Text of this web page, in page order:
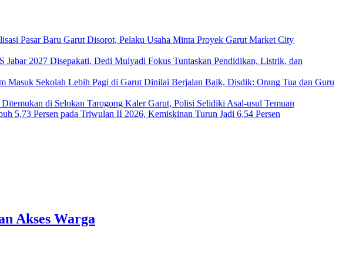
Pasar Baru Garut Disorot, Pelaku Usaha Minta Proyek Garut Market City
Jabar 2027 Disepakati, Dedi Mulyadi Fokus Tuntaskan Pendidikan, Listrik, dan
Masuk Sekolah Lebih Pagi di Garut Dinilai Berjalan Baik, Disdik: Orang Tua dan Guru
di Selokan Tarogong Kaler Garut, Polisi Selidiki Asal-usul Temuan
5,73 Persen pada Triwulan II 2026, Kemiskinan Turun Jadi 6,54 Persen
Akses Warga